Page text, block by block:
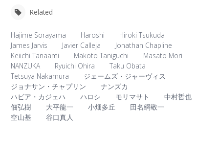
Related
Hajime Sorayama Haroshi
Hiroki Tsukuda
James Jarvis
Javier Calleja
Jonathan Chapline
Keiichi Tanaami
Makoto Taniguchi
Masato Mori
NANZUKA
Ryuichi Ohira
Taku Obata
Tetsuya Nakamura
ジェームズ・ジャーヴィス
ジョナサン・チャプリン
ナンズカ
ハビア・カジェハ
ハロシ モリマサト
中村哲也
佃弘樹
大平龍一 小畑多丘
田名網敬一
空山基
谷口真人